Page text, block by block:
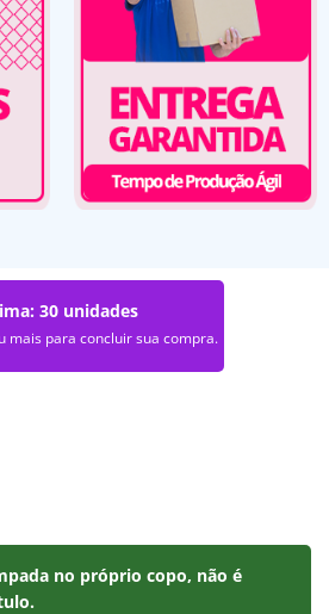
30 unidades
mais para concluir sua compra.
no próprio copo, não é